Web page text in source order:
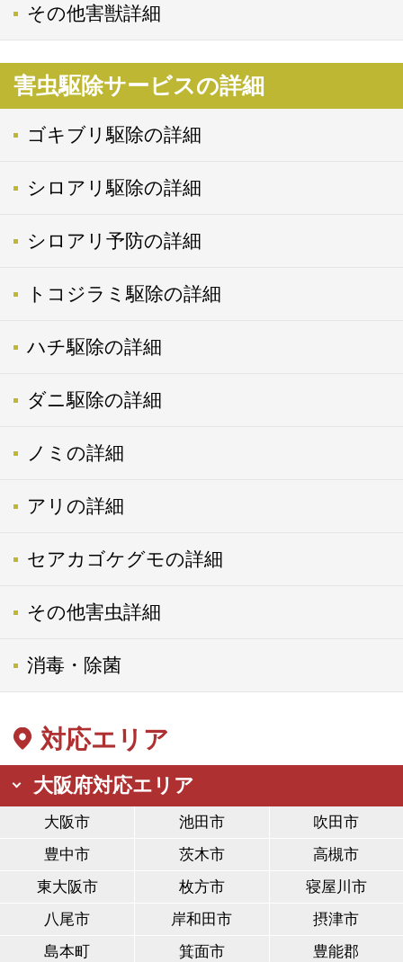
その他害獣詳細
害虫駆除サービスの詳細
ゴキブリ駆除の詳細
シロアリ駆除の詳細
シロアリ予防の詳細
トコジラミ駆除の詳細
ハチ駆除の詳細
ダニ駆除の詳細
ノミの詳細
アリの詳細
セアカゴケグモの詳細
その他害虫詳細
消毒・除菌
対応エリア
大阪府対応エリア
大阪市 池田市
吹田市
豊中市
茨木市
高槻市
東大阪市
枚方市
寝屋川市
八尾市
岸和田市
摂津市
島本町
箕面市
豊能郡